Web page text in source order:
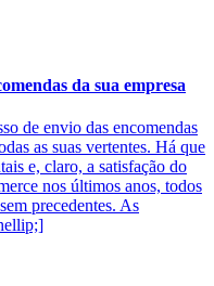
da sua empresa
de envio das encomendas
as suas vertentes. Há que
e, claro, a satisfação do
nos últimos anos, todos
precedentes. As